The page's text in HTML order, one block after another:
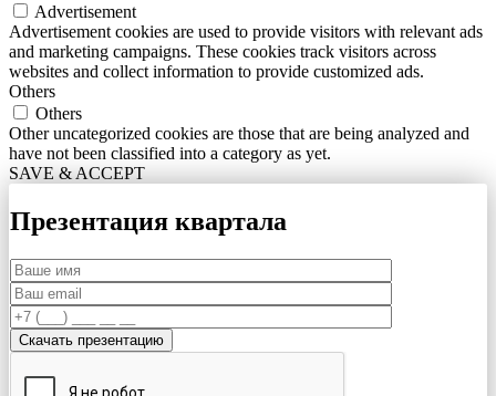
Advertisement
Advertisement cookies are used to provide visitors with relevant ads
and marketing campaigns. These cookies track visitors across
websites and collect information to provide customized ads.
Others
Others
Other uncategorized cookies are those that are being analyzed and
have not been classified into a category as yet.
SAVE & ACCEPT
Презентация квартала